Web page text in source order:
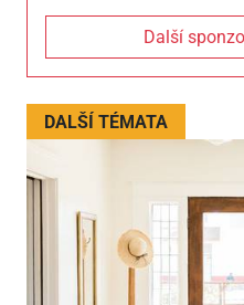
Další
DALŠÍ TÉMATA